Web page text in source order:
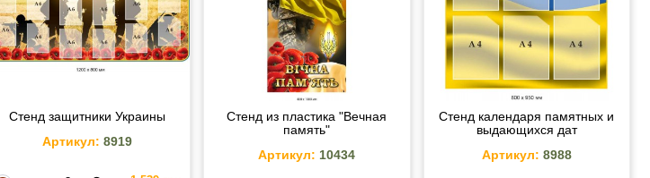
Стенд защитники Украины
Артикул: 8919
Стенд из пластика "Вечная
память"
Артикул: 10434
Стенд календаря памятных и
выдающихся дат
Артикул: 8988